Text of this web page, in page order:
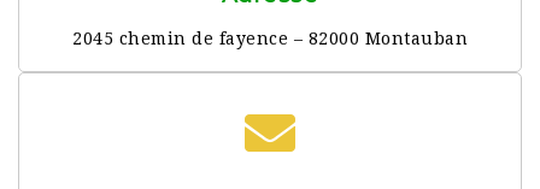
2045 chemin de fayence – 82000 Montauban